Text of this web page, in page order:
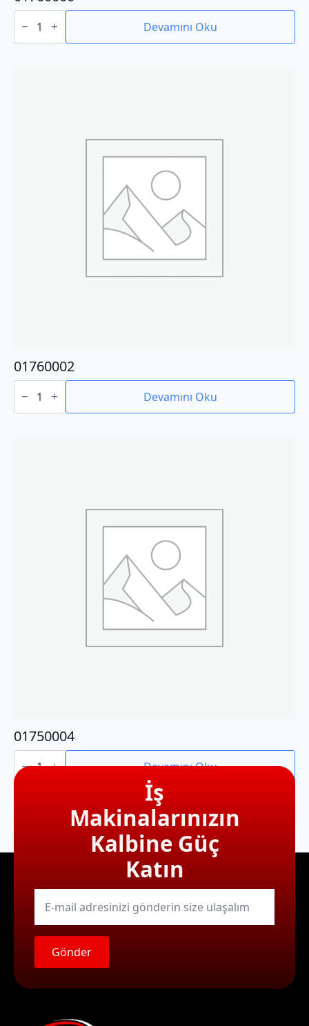
01760000
adet Devamını Oku
01760002
01760002
adet Devamını Oku
01750004
01750004
adet Devamını Oku
İş
Makinalarınızın
Kalbine Güç
Katın
E-
mail
Gönder